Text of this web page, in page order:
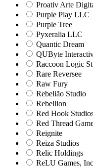
Proativ Arte
Purple Play LLC
Purple Tree
Pyxeralia LLC
Quantic Dream
QUByte
Raccoon Logic
Rare Reversee
Raw Fury
Rebelião Studio
Rebellion
Red Hook
Red Thread
Reignite
Reiza Studios
Relic Holdings
ReLU Games, Inc